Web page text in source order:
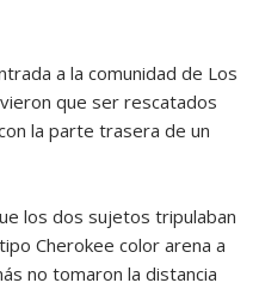
a la comunidad de Los
que ser rescatados
la parte trasera de un
los dos sujetos tripulaban
Cherokee color arena a
no tomaron la distancia